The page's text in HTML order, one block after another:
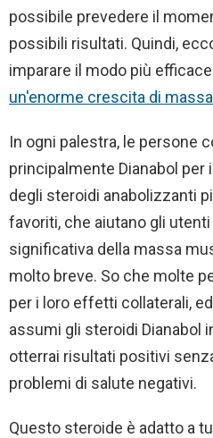
possibile prevedere il
possibili risultati. Quindi,
imparare il modo più
un'enorme crescita di
In ogni palestra, le persone
principalmente Dianabol per
degli steroidi anabolizzanti
favoriti, che aiutano gli
significativa della massa
molto breve. So che molte
per i loro effetti collaterali,
assumi gli steroidi Dianabol
otterrai risultati positivi
problemi di salute negativi.
Questo steroide è adatto a